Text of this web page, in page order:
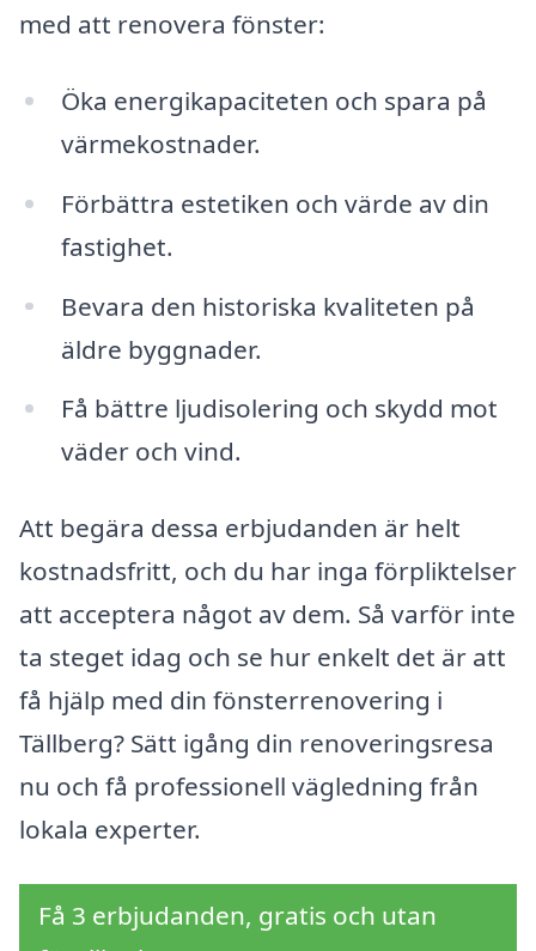
med att renovera fönster:
Öka energikapaciteten och spara på
värmekostnader.
Förbättra estetiken och värde av din
fastighet.
Bevara den historiska kvaliteten på
äldre byggnader.
Få bättre ljudisolering och skydd mot
väder och vind.
Att begära dessa erbjudanden är helt
kostnadsfritt, och du har inga förpliktelser
att acceptera något av dem. Så varför inte
ta steget idag och se hur enkelt det är att
få hjälp med din fönsterrenovering i
Tällberg? Sätt igång din renoveringsresa
nu och få professionell vägledning från
lokala experter.
Få 3 erbjudanden, gratis och utan